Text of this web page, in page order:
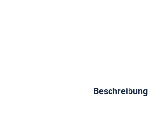
Beschreibung